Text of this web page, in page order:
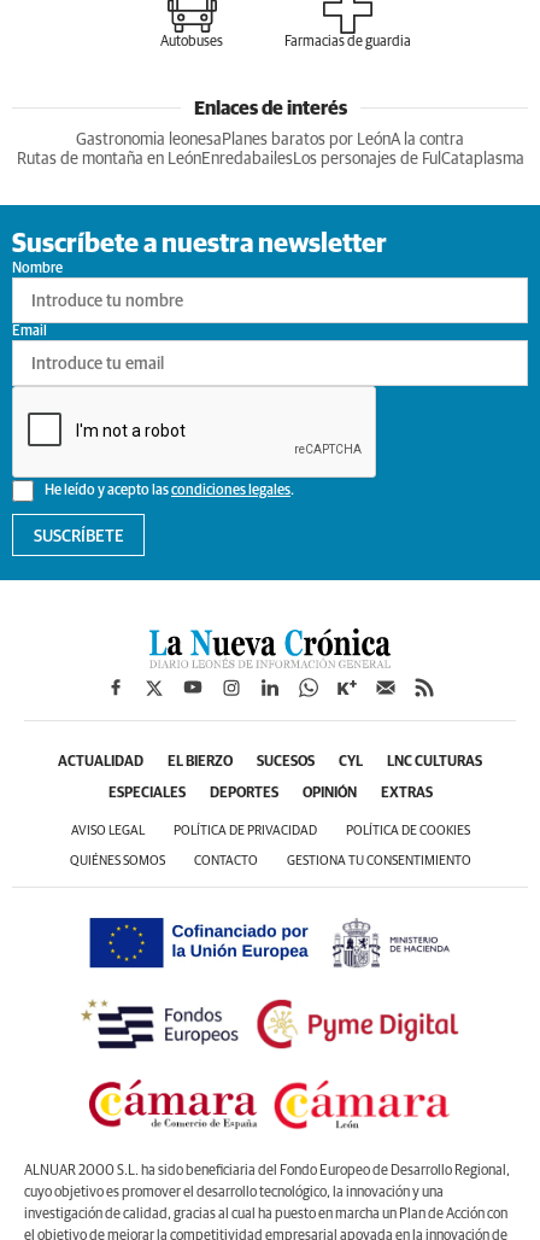
Autobuses Farmacias de guardia
Enlaces de interés
Gastronomia leonesa Planes baratos por LeónA la contra
Rutas de montaña en LeónEnredabailesLos personajes de Ful Cataplasma
Suscríbete a nuestra newsletter
Nombre
He leído y acepto lascondiciones legales.
Email
SUSCRÍBETE
ACTUALIDAD EL BIERZO SUCESOS CYL LNC CULTURAS
ESPECIALES DEPORTES OPINIÓN EXTRAS
AVISO LEGAL POLÍTICA DE PRIVACIDAD POLÍTICA DE COOKIES
QUIÉNES SOMOS CONTACTO GESTIONA TU CONSENTIMIENTO
ALNUAR 2000 S.L. ha sido beneficiaria del Fondo Europeo de Desarrollo Regional,
cuyo objetivo es promover el desarrollo tecnológico, la innovación y una
investigación de calidad, gracias al cual ha puesto en marcha un Plan de Acción con
el objetivo de mejorar la competitividad empresarial apoyada en la innovación de